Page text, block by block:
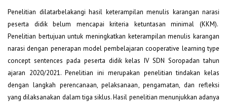
Penelitian dilatarbelakangi hasil keterampilan menulis karangan narasi
peserta didik belum mencapai kriteria ketuntasan minimal (KKM).
Penelitian bertujuan untuk meningkatkan keterampilan menulis karangan
narasi dengan penerapan model pembelajaran cooperative learning type
concept sentences pada peserta didik kelas IV SDN Soropadan tahun
ajaran 2020/2021. Penelitian ini merupakan penelitian tindakan kelas
dengan langkah perencanaan, pelaksanaan, pengamatan, dan refleksi
yang dilaksanakan dalam tiga siklus. Hasil penelitian menunjukkan adanya